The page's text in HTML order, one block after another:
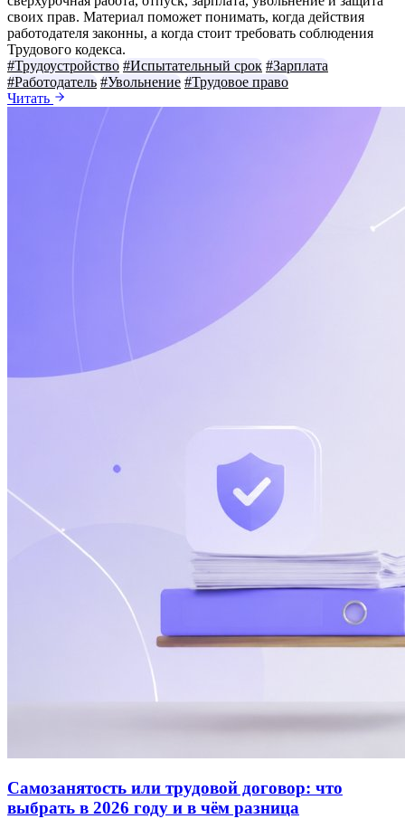
своих прав. Материал поможет понимать, когда действия
работодателя законны, а когда стоит требовать соблюдения
Трудового кодекса.
#Трудоустройство #Испытательный срок #Зарплата
#Работодатель #Увольнение #Трудовое право
Читать
Самозанятость или трудовой договор: что
выбрать в 2026 году и в чём разница